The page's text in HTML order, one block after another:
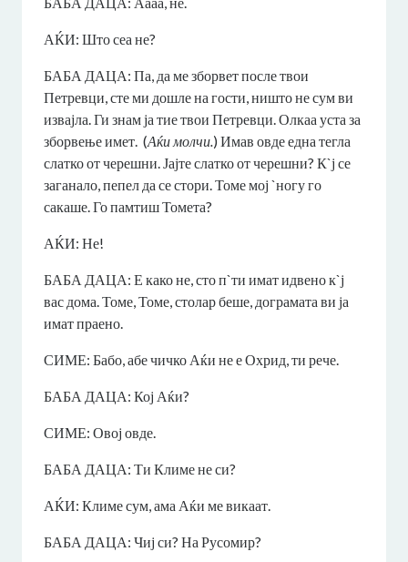
АЌИ: Што сеа не?
БАБА ДАЦА: Па, да ме зборвет после твои
Петревци, сте ми дошле на гости, ништо не сум ви
извајла. Ги знам ја тие твои Петревци. Олкаа уста за
зборвење имет. (Аќи молчи.) Имав овде една тегла
слатко от черешни. Јајте слатко от черешни? К`ј се
заганало, пепел да се стори. Томе мој `ногу го
сакаше. Го памтиш Томета?
АЌИ: Не!
БАБА ДАЦА: Е како не, сто п`ти имат идвено к`ј
вас дома. Томе, Томе, столар беше, дограмата ви ја
имат праено.
СИМЕ: Бабо, абе чичко Аќи не е Охрид, ти рече.
БАБА ДАЦА: Кој Аќи?
СИМЕ: Овој овде.
БАБА ДАЦА: Ти Климе не си?
АЌИ: Климе сум, ама Аќи ме викаат.
БАБА ДАЦА: Чиј си? На Русомир?